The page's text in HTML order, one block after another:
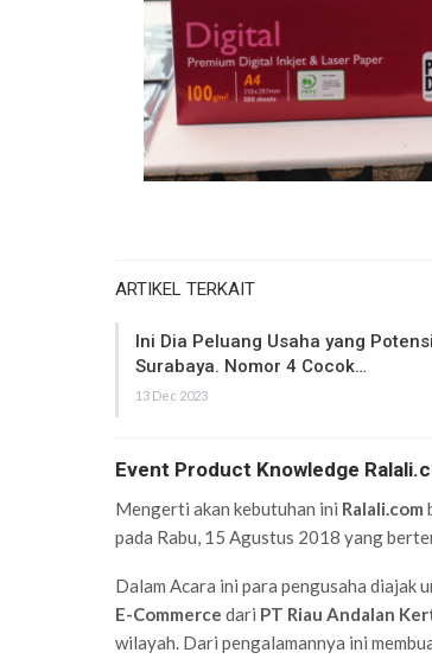
ARTIKEL TERKAIT
Ini Dia Peluang Usaha yang
Surabaya. Nomor 4 Cocok…
13 Dec 2023
Event Product Knowledge
Mengerti akan kebutuhan ini Ralali.com
pada Rabu, 15 Agustus 2018 yang
Dalam Acara ini para pengusaha diajak
E-Commerce dari PT Riau Andalan
wilayah. Dari pengalamannya ini